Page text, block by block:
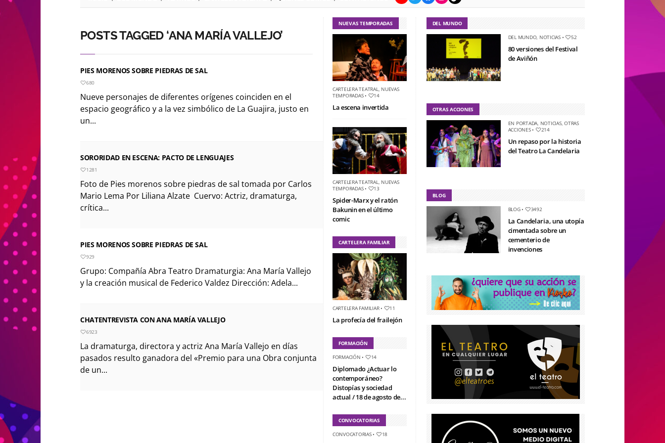
POSTS TAGGED ‘ANA MARÍA VALLEJO’
PIES MORENOS SOBRE PIEDRAS DE SAL
680
Nueve personajes de diferentes orígenes coinciden en el
espacio geográfico y a la vez simbólico de La Guajira, justo en
un...
SORORIDAD EN ESCENA: PACTO DE LENGUAJES
1281
Foto de Pies morenos sobre piedras de sal tomada por Carlos
Mario Lema Por Liliana Alzate Cuervo: Actriz, dramaturga,
crítica...
PIES MORENOS SOBRE PIEDRAS DE SAL
929
Grupo: Compañía Abra Teatro Dramaturgia: Ana María Vallejo
y la creación musical de Federico Valdez Dirección: Adela...
CHATENTREVISTA CON ANA MARÍA VALLEJO
6923
La dramaturga, directora y actriz Ana María Vallejo en días
pasados resulto ganadora del «Premio para una Obra conjunta
de un...
NUEVAS TEMPORADAS
CARTELERA TEATRAL, NUEVAS
TEMPORADAS• 14
La escena invertida
CARTELERA TEATRAL, NUEVAS
TEMPORADAS• 13
Spider-Marx y el ratón
Bakunin en el último
comic
CARTELERA FAMILIAR
CARTELERA FAMILIAR• 11
La profecía del frailejón
FORMACIÓN
FORMACIÓN • 14
Diplomado ¿Actuar lo
contemporáneo?
Distopías y sociedad
actual / 18 de agosto de...
CONVOCATORIAS
CONVOCATORIAS• 18
DEL MUNDO
DEL MUNDO, NOTICIAS• 52
80 versiones del Festival
de Aviñón
OTRAS ACCIONES
EN PORTADA, NOTICIAS,OTRAS
ACCIONES• 214
Un repaso por la historia
del Teatro La Candelaria
BLOG
BLOG• 3492
La Candelaria, una utopía
cimentada sobre un
cementerio de
invenciones